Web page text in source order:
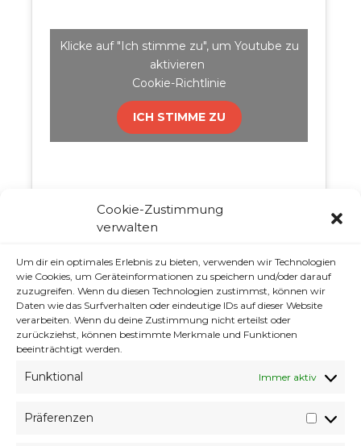
Cookie-Zustimmung
verwalten
Um dir ein optimales Erlebnis zu bieten, verwenden wir Technologien
wie Cookies, um Geräteinformationen zu speichern und/oder darauf
zuzugreifen. Wenn du diesen Technologien zustimmst, können wir
Daten wie das Surfverhalten oder eindeutige IDs auf dieser Website
verarbeiten. Wenn du deine Zustimmung nicht erteilst oder
zurückziehst, können bestimmte Merkmale und Funktionen
beeinträchtigt werden.
Funktional Immer aktiv
Präferenzen
Klicke auf "Ich stimme zu", um Youtube zu
aktivieren
Cookie-Richtlinie
ICH STIMME ZU
Klicke auf "Ich stimme zu", um Youtube zu
aktivieren
Cookie-Richtlinie